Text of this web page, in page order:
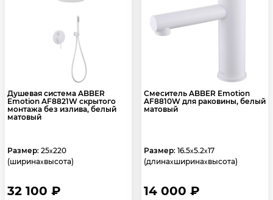
Душевая система ABBER
Emotion AF8821W скрытого
монтажа без излива, белый
матовый
Размер: 25x220
(ширинаxвысота)
32 100 ₽
Смеситель ABBER Emotion
AF8810W для раковины, белый
матовый
Размер: 16.5x5.2x17
(длинаxширинаxвысота)
14 000 ₽